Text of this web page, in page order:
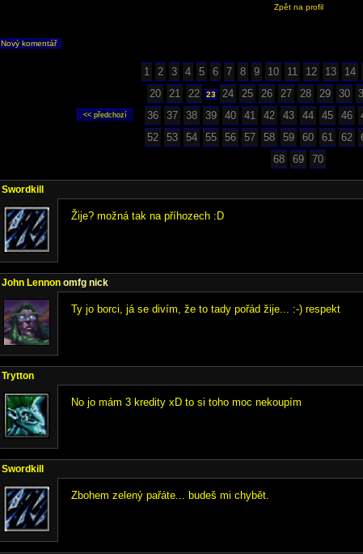
Zpět na profil
Nový komentář
1 2 3 4 5 6 7 8 9 10 11 12 13 14
20
21 22 23 24 25 26 27 28 29 30
36
37 38 39 40 41 42 43 44 45 46
52
53 54 55 56 57 58 59 60 61 62
68
69 70
Swordkill
Žije? možná tak na příhozech :D
John Lennon omfg nick
Ty jo borci, já se divím, že to tady pořád žije... :-) respekt
Trytton
No jo mám 3 kredity xD to si toho moc nekoupím
Swordkill
Zbohem zelený pařáte... budeš mi chybět.